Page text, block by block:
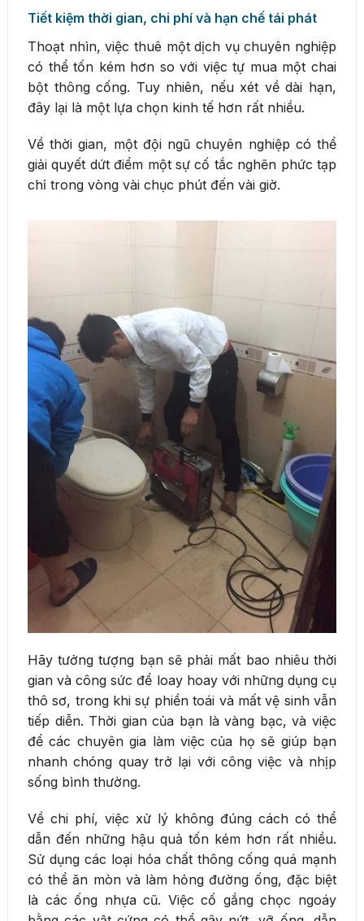
Tiết kiệm thời gian, chi phí và hạn chế tái phát
Thoạt nhìn, việc thuê một dịch vụ chuyên nghiệp
có thể tốn kém hơn so với việc tự mua một chai
bột thông cống. Tuy nhiên, nếu xét về dài hạn,
đây lại là một lựa chọn kinh tế hơn rất nhiều.
Về thời gian, một đội ngũ chuyên nghiệp có thể
giải quyết dứt điểm một sự cố tắc nghẽn phức tạp
chỉ trong vòng vài chục phút đến vài giờ.
Hãy tưởng tượng bạn sẽ phải mất bao nhiêu thời
gian và công sức để loay hoay với những dụng cụ
thô sơ, trong khi sự phiền toái và mất vệ sinh vẫn
tiếp diễn. Thời gian của bạn là vàng bạc, và việc
để các chuyên gia làm việc của họ sẽ giúp bạn
nhanh chóng quay trở lại với công việc và nhịp
sống bình thường.
Về chi phí, việc xử lý không đúng cách có thể
dẫn đến những hậu quả tốn kém hơn rất nhiều.
Sử dụng các loại hóa chất thông cống quá mạnh
có thể ăn mòn và làm hỏng đường ống, đặc biệt
là các ống nhựa cũ. Việc cố gắng chọc ngoáy